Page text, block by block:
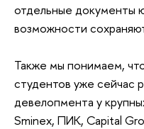
отдельные документы
возможности
Также мы понимаем,
студентов уже сейчас
девелопмента у
Sminex, ПИК, Capital